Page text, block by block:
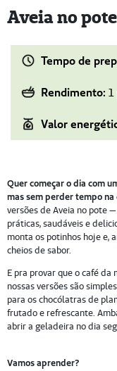
Aveia no
Tempo de
Rendimento:
Valor
Quer começar o dia com
mas sem perder tempo na
versões de Aveia no pote
práticas, saudáveis e
monta os potinhos hoje e,
cheios de sabor.
E pra provar que o café da
nossas versões são
para os chocólatras de
frutado e refrescante.
abrir a geladeira no dia
Vamos aprender?